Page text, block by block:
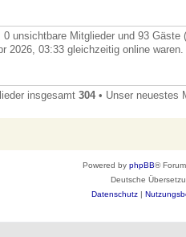
unsichtbare Mitglieder und 93
2026, 03:33 gleichzeitig online waren.
insgesamt 304• Unser neuestes
Powered by phpBB®
Deutsche
Datenschutz |